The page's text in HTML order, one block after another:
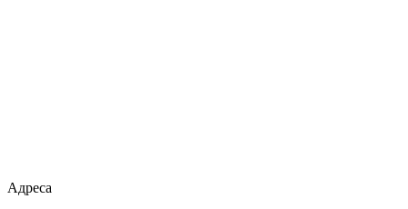
Адреса